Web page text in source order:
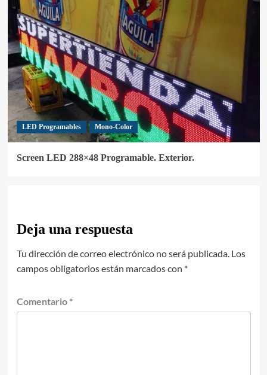
LED Programables Mono-Color
Screen LED 288×48 Programable. Exterior.
Deja una respuesta
Tu dirección de correo electrónico no será publicada. Los
campos obligatorios están marcados con *
Comentario *